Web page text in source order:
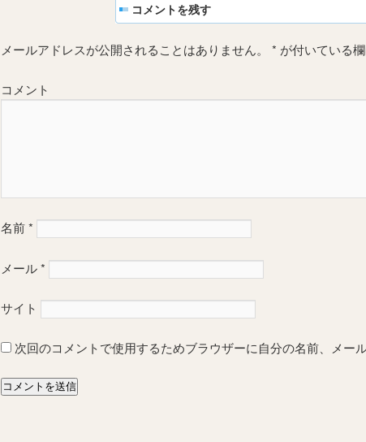
コメントを残す
メールアドレスが公開されることはありません。 * が付いている
コメント
名前*
メール*
サイト
次回のコメントで使用するためブラウザーに自分の名前、メー